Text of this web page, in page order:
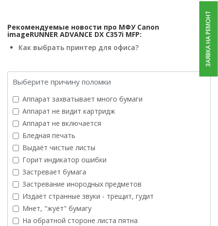
Рекомендуемые новости про МФУ Canon
imageRUNNER ADVANCE DX C357i MFP:
Как выбрать принтер для офиса?
Выберите причину поломки
Аппарат захватывает много бумаги
Аппарат не видит картридж
Аппарат не включается
Бледная печать
Выдаёт чистые листы
Горит индикатор ошибки
Застревает бумага
Застревание инородных предметов
Издаёт странные звуки - трещит, гудит
Мнет, "жуёт" бумагу
На обратной стороне листа пятна
ЗАЯВКА НА РЕМОНТ